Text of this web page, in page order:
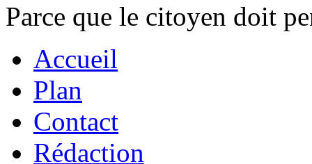
Parce que le citoyen doit
Accueil
Plan
Contact
Rédaction